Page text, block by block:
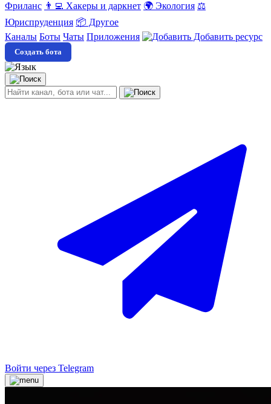
Фриланс 👨‍💻 Хакеры и даркнет 🌍 Экология ⚖️
Юриспруденция 📦 Другое
Каналы Боты Чаты Приложения Добавить ресурс
Создать бота
Войти через Telegram